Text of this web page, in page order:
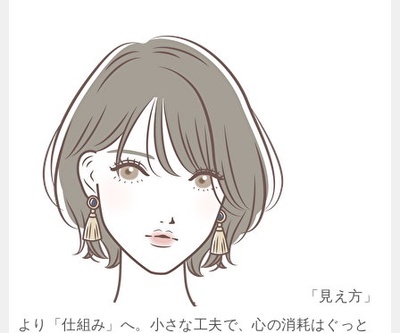
「見え方」
より「仕組み」へ。小さな工夫で、心の消耗はぐっと